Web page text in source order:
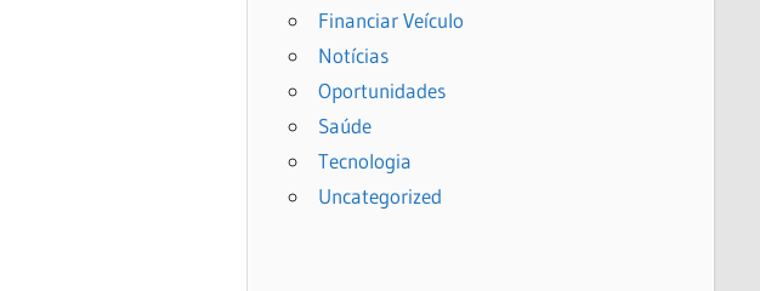
Financiar Veículo
Notícias
Oportunidades
Saúde
Tecnologia
Uncategorized